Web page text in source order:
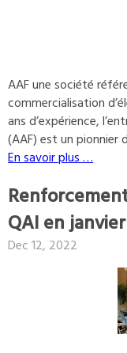
AAF une société
commercialisation
ans d’expérience,
(AAF) est un pionnier
En savoir plus …
QAI en
Dec 12, 2022